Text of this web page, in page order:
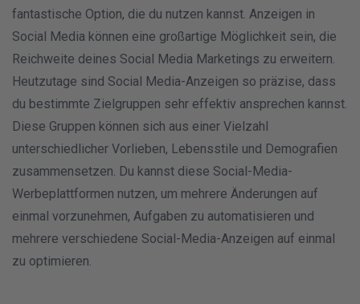
fantastische Option, die du nutzen kannst. Anzeigen in
Social Media können eine großartige Möglichkeit sein, die
Reichweite deines Social Media Marketings zu erweitern.
Heutzutage sind Social Media-Anzeigen so präzise, dass
du bestimmte Zielgruppen sehr effektiv ansprechen kannst.
Diese Gruppen können sich aus einer Vielzahl
unterschiedlicher Vorlieben, Lebensstile und Demografien
zusammensetzen. Du kannst diese Social-Media-
Werbeplattformen nutzen, um mehrere Änderungen auf
einmal vorzunehmen, Aufgaben zu automatisieren und
mehrere verschiedene Social-Media-Anzeigen auf einmal
zu optimieren.